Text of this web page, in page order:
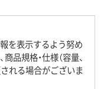
を表示するよう努め
品規格・仕様（容量、
される場合がございま